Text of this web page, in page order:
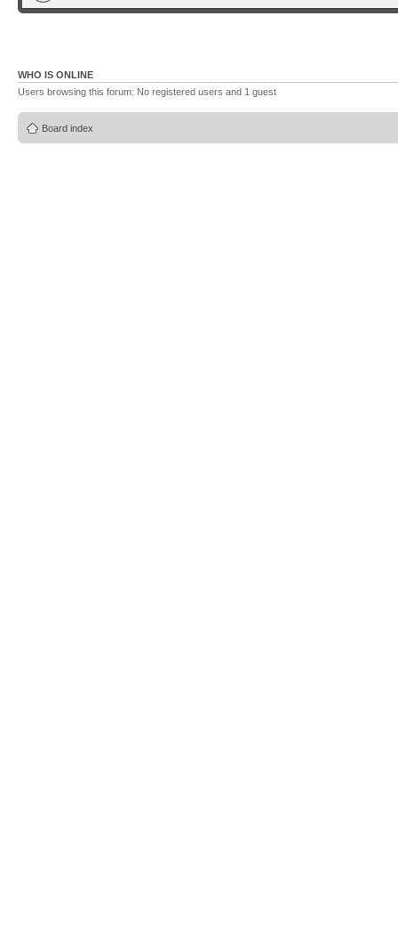
WHO IS ONLINE
Users browsing this forum: No registered users and 1 guest
Board index